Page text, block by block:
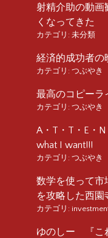
射精介助の動画
くなってきた
カテゴリ: 未分類
経済的成功者の
カテゴリ: つぶやき
最高のコピー
カテゴリ: つぶやき
A・T・T・E・N
what I want!!!
カテゴリ: つぶやき
数学を使って市
を攻略した西
カテゴリ:
ゆのしー 『こ